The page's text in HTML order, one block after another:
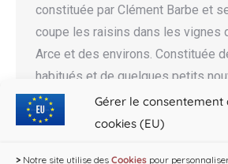
Gérer le consentement
cookies (EU)
> Notre site utilise des Cookies pour
constituée par Clément Barbe et
coupe les raisins dans les vignes
Arce et des environs. Constituée
habitués et de quelques petits
Julian, le benjamin de l’équipe,
vendangeurs français et polonais a